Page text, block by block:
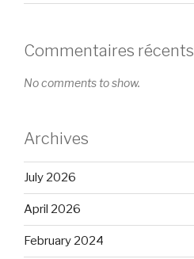
Commentaires récents
No comments to show.
Archives
July 2026
April 2026
February 2024